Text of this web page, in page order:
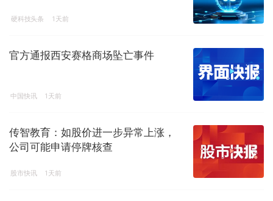
硬科技头条 1天前
官方通报西安赛格商场坠亡事件
中国快讯 1天前
传智教育：如股价进一步异常上涨，
公司可能申请停牌核查
股市快讯 1天前